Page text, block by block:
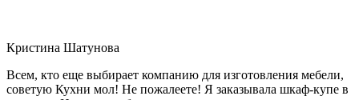
Кристина Шатунова
Всем, кто еще выбирает компанию для изготовления мебели,
советую Кухни мол! Не пожалеете! Я заказывала шкаф-купе в